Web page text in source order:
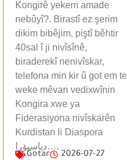
Kongirê yekem amade
nebûyî?. Birastî ez şerim
dikim bibêjim, piştî bêhtir
40sal î ji nivîsînê,
biraderekî nenivîskar,
telefona min kir û got em te
weke mêvan vedixwînin
Kongira xwe ya
Fiderasiyona nivîskarên
Kurdistan li Diaspora
دیاسپۆرا….
Gotar 2026-07-27